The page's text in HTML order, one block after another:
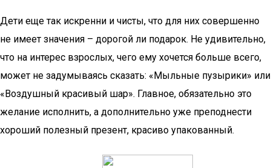
Дети еще так искренни и чисты, что для них совершенно
не имеет значения – дорогой ли подарок. Не удивительно,
что на интерес взрослых, чего ему хочется больше всего,
может не задумываясь сказать: «Мыльные пузырики» или
«Воздушный красивый шар». Главное, обязательно это
желание исполнить, а дополнительно уже преподнести
хороший полезный презент, красиво упакованный.